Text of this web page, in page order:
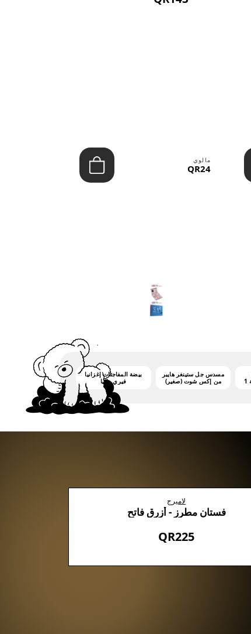
مالوي
QR24
مسدس جل ستينغر هايبر
من إكس شوت (صغير)
بيضة المفاجئات إغزانيا
فيري مانيا
لاميرج
فستان مطرز - أزرق فاتح
QR225